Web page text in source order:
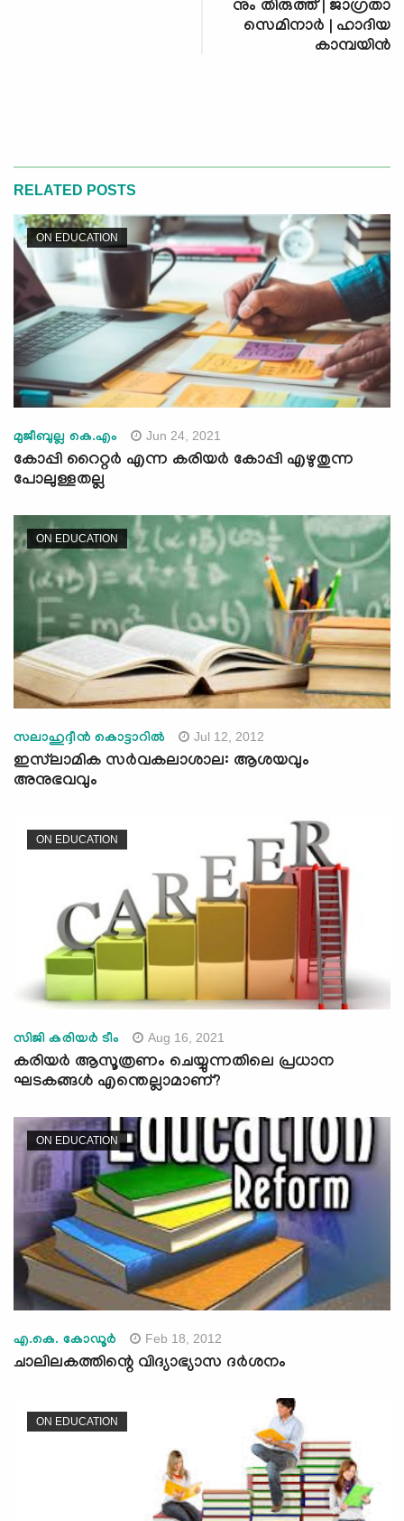
നും തിരുത്ത് | ജാഗ്രതാ
സെമിനാർ | ഹാദിയ
കാമ്പയിൻ
RELATED POSTS
ON EDUCATION
മുജീബുല്ല കെ.എം Jun 24, 2021
കോപ്പി റൈറ്റർ എന്ന കരിയർ കോപ്പി എഴുതുന്ന
പോലുള്ളതല്ല
ON EDUCATION
സലാഹുദ്ദീന്‍ കൊട്ടാറില്‍ Jul 12, 2012
ഇസ്‌ലാമിക സര്‍വകലാശാല: ആശയവും
അനുഭവവും
ON EDUCATION
സിജി കരിയര്‍ ടീം Aug 16, 2021
കരിയർ ആസൂത്രണം ചെയ്യുന്നതിലെ പ്രധാന
ഘടകങ്ങൾ എന്തെല്ലാമാണ്?
ON EDUCATION
എ.കെ. കോഡൂര്‍ Feb 18, 2012
ചാലിലകത്തിന്റെ വിദ്യാഭ്യാസ ദര്‍ശനം
ON EDUCATION